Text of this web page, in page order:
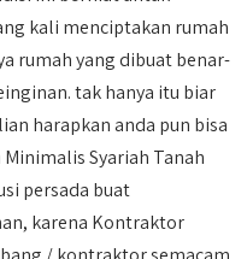
kali menciptakan rumah
rumah yang dibuat benar-
tak hanya itu biar
harapkan anda pun bisa
Syariah Tanah
persada buat
karena Kontraktor